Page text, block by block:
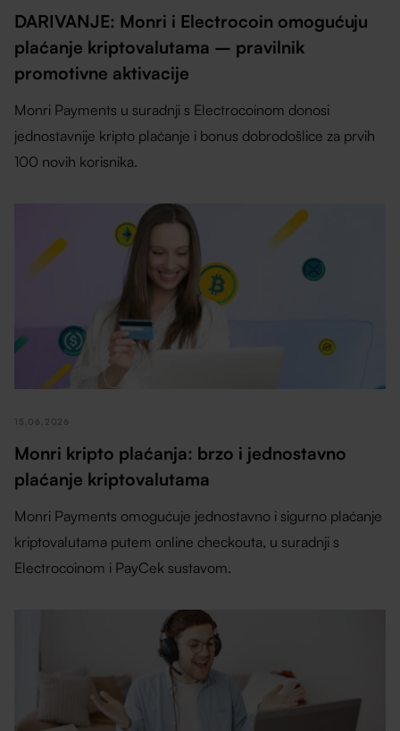
DARIVANJE: Monri i Electrocoin omogućuju
plaćanje kriptovalutama – pravilnik
promotivne aktivacije
Monri Payments u suradnji s Electrocoinom donosi
jednostavnije kripto plaćanje i bonus dobrodošlice za prvih
100 novih korisnika.
15.06.2026
Monri kripto plaćanja: brzo i jednostavno
plaćanje kriptovalutama
Monri Payments omogućuje jednostavno i sigurno plaćanje
kriptovalutama putem online checkouta, u suradnji s
Electrocoinom i PayCek sustavom.